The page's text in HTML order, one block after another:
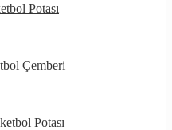
Potası
Çemberi
Potası